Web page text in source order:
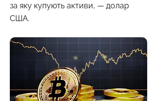
за яку купують активи, — долар
США.